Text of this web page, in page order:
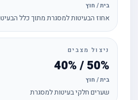
בית / חוץ
אחוז הבעיטות למסגרת מתוך כלל הבעיטות
ניצול מצבים
50% / 40%
בית / חוץ
שערים חלקי בעיטות למסגרת